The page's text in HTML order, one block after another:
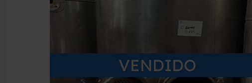
VENDIDO